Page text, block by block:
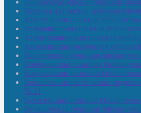
Большекуразовская сельская
Верхнетыхтемская сельская
Калегинская сельская
Калмашевская сельская
Калмиябашевская сельская
Калтасинская модельная детская
Кельтеевская сельская
Киебаковская сельская
Кокушевская сельская
Краснохолмская сельская
№ 21
Кутеремская сельская
Кучашевская сельская